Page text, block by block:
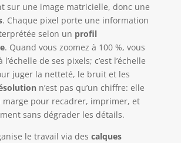
sur une image matricielle, donc une
. Chaque pixel porte une information
selon un profil
. Quand vous zoomez à 100 %, vous
l’échelle de ses pixels; c’est l’échelle
juger la netteté, le bruit et les
n’est pas qu’un chiffre: elle
pour recadrer, imprimer, et
sans dégrader les détails.
le travail via des calques